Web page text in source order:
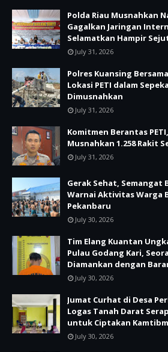
Polda Riau Musnahkan
Gagalkan Jaringan
Selamatkan Hampir
July 31, 2026
Polres Kuansing
Lokasi PETI dalam
Dimusnahkan
July 31, 2026
Komitmen Berantas
Musnahkan 1.258 Rakit
July 31, 2026
Gerak Sehat, Semangat
Warnai Aktivitas Warga
Pekanbaru
July 30, 2026
Tim Elang Kuantan
Pulau Godang Kari,
Diamankan dengan
July 30, 2026
Jumat Curhat di Desa
Logas Tanah Darat
untuk Ciptakan
July 30, 2026